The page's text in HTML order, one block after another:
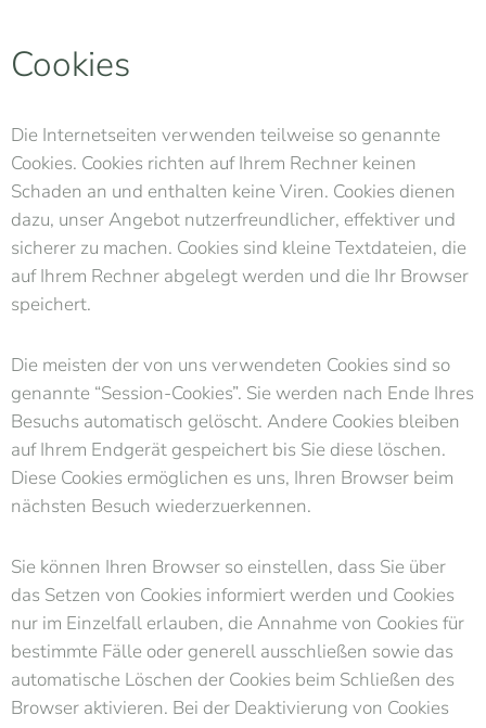
Cookies
Die Internetseiten verwenden teilweise so genannte
Cookies. Cookies richten auf Ihrem Rechner keinen
Schaden an und enthalten keine Viren. Cookies dienen
dazu, unser Angebot nutzerfreundlicher, effektiver und
sicherer zu machen. Cookies sind kleine Textdateien, die
auf Ihrem Rechner abgelegt werden und die Ihr Browser
speichert.
Die meisten der von uns verwendeten Cookies sind so
genannte “Session-Cookies”. Sie werden nach Ende Ihres
Besuchs automatisch gelöscht. Andere Cookies bleiben
auf Ihrem Endgerät gespeichert bis Sie diese löschen.
Diese Cookies ermöglichen es uns, Ihren Browser beim
nächsten Besuch wiederzuerkennen.
Sie können Ihren Browser so einstellen, dass Sie über
das Setzen von Cookies informiert werden und Cookies
nur im Einzelfall erlauben, die Annahme von Cookies für
bestimmte Fälle oder generell ausschließen sowie das
automatische Löschen der Cookies beim Schließen des
Browser aktivieren. Bei der Deaktivierung von Cookies